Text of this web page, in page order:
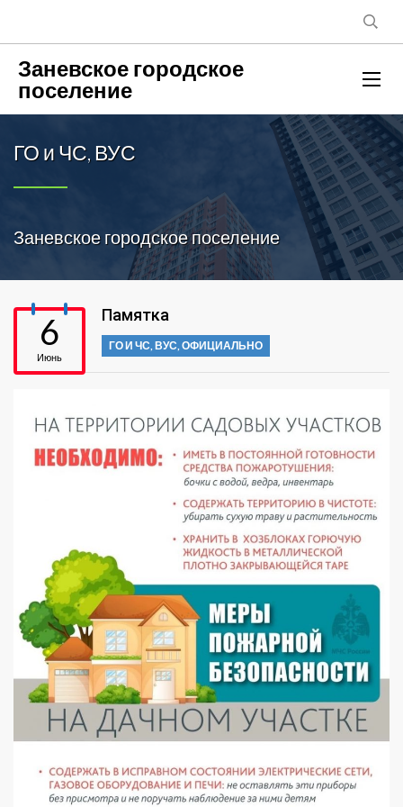
Заневское городское
поселение
ГО и ЧС, ВУС
Заневское городское поселение
6
Июнь
Памятка
ГО И ЧС, ВУС,ОФИЦИАЛЬНО